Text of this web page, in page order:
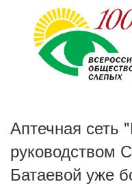
Аптечная сеть
руководством
Батаевой уже